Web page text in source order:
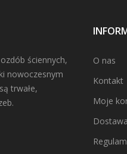
ściennych,
nowoczesnym
trwałe,
O nas
Kontakt
Moje
Dostawa